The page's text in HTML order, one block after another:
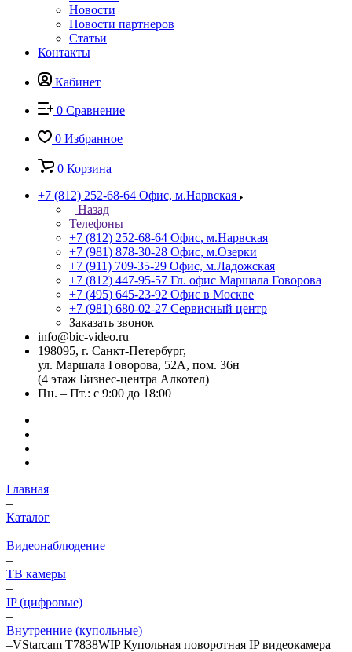
Новости
Новости партнеров
Статьи
Контакты
Кабинет
0 Сравнение
0 Избранное
0 Корзина
+7 (812) 252-68-64 Офис, м.Нарвская
Назад
Телефоны
+7 (812) 252-68-64 Офис, м.Нарвская
+7 (981) 878-30-28 Офис, м.Озерки
+7 (911) 709-35-29 Офис, м.Ладожская
+7 (812) 447-95-57 Гл. офис Маршала Говорова
+7 (495) 645-23-92 Офис в Москве
+7 (981) 680-02-27 Сервисный центр
Заказать звонок
info@bic-video.ru
198095, г. Санкт-Петербург,
ул. Маршала Говорова, 52А, пом. 36н
(4 этаж Бизнес-центра Алкотел)
Пн. – Пт.: с 9:00 до 18:00
Главная
–
Каталог
–
Видеонаблюдение
–
ТВ камеры
–
IP (цифровые)
–
Внутренние (купольные)
–VStarcam T7838WIP Купольная поворотная IP видеокамера